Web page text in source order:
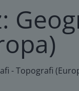
- Topografi